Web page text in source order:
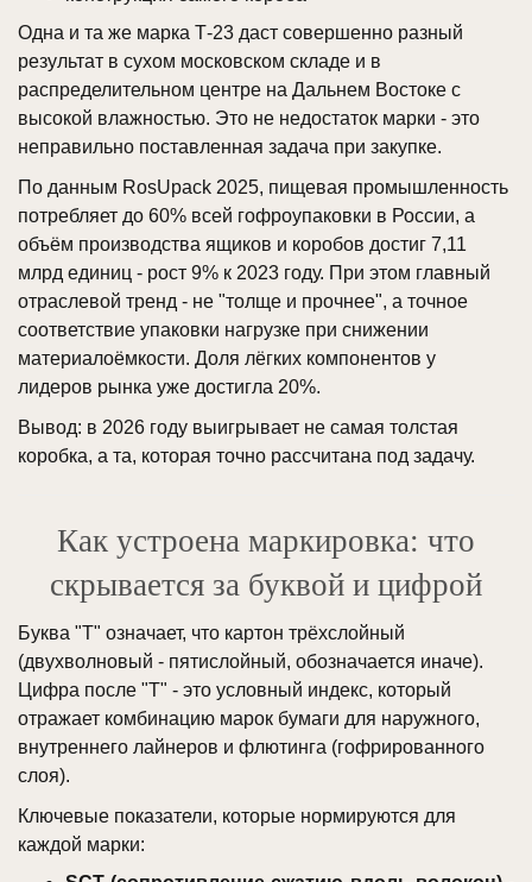
Одна и та же марка Т-23 даст совершенно разный
результат в сухом московском складе и в
распределительном центре на Дальнем Востоке с
высокой влажностью. Это не недостаток марки - это
неправильно поставленная задача при закупке.
По данным RosUpack 2025, пищевая промышленность
потребляет до 60% всей гофроупаковки в России, а
объём производства ящиков и коробов достиг 7,11
млрд единиц - рост 9% к 2023 году. При этом главный
отраслевой тренд - не "толще и прочнее", а точное
соответствие упаковки нагрузке при снижении
материалоёмкости. Доля лёгких компонентов у
лидеров рынка уже достигла 20%.
Вывод: в 2026 году выигрывает не самая толстая
коробка, а та, которая точно рассчитана под задачу.
Как устроена маркировка: что
скрывается за буквой и цифрой
Буква "Т" означает, что картон трёхслойный
(двухволновый - пятислойный, обозначается иначе).
Цифра после "Т" - это условный индекс, который
отражает комбинацию марок бумаги для наружного,
внутреннего лайнеров и флютинга (гофрированного
слоя).
Ключевые показатели, которые нормируются для
каждой марки: